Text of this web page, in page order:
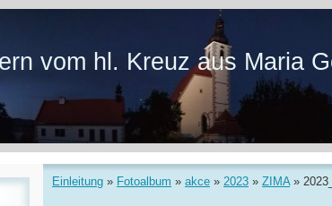
vom hl. Kreuz aus Maria
Einleitung » Fotoalbum » akce » 2023 » ZIMA»